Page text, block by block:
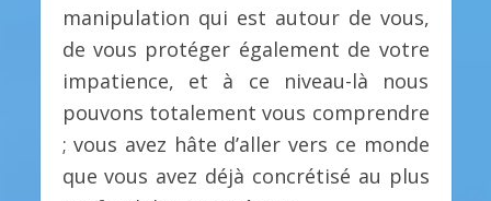
manipulation qui est autour de vous,
de vous protéger également de votre
impatience, et à ce niveau-là nous
pouvons totalement vous comprendre
; vous avez hâte d’aller vers ce monde
que vous avez déjà concrétisé au plus